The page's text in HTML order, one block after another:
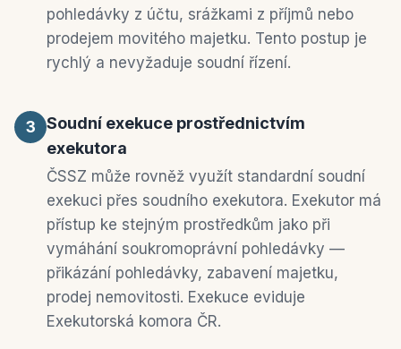
pohledávky z účtu, srážkami z příjmů nebo
prodejem movitého majetku. Tento postup je
rychlý a nevyžaduje soudní řízení.
3
Soudní exekuce prostřednictvím
exekutora
ČSSZ může rovněž využít standardní soudní
exekuci přes soudního exekutora. Exekutor má
přístup ke stejným prostředkům jako při
vymáhání soukromoprávní pohledávky —
přikázání pohledávky, zabavení majetku,
prodej nemovitosti. Exekuce eviduje
Exekutorská komora ČR.